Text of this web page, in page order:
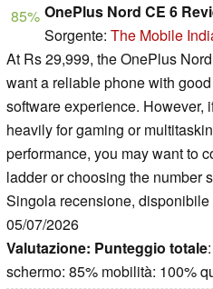
85% OnePlus Nord CE 6
Sorgente: The Mobile
At Rs 29,999, the OnePlus
want a reliable phone with
software experience. However,
heavily for gaming or
performance, you may want to
ladder or choosing the number
Singola recensione,
05/07/2026
Valutazione: Punteggio totale
schermo: 85% mobilità: 100%